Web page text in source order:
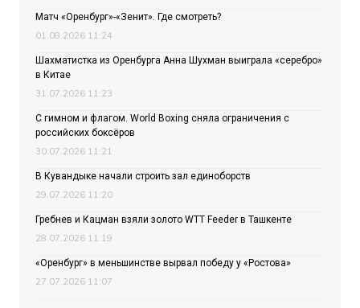
Матч «Оренбург»-«Зенит». Где смотреть?
01.08.2026 11:24
Шахматистка из Оренбурга Анна Шухман выиграла «серебро»
в Китае
31.07.2026 11:23
С гимном и флагом. World Boxing сняла ограничения с
российских боксёров
30.07.2026 11:21
В Кувандыке начали строить зал единоборств
29.07.2026 11:20
Гребнев и Кацман взяли золото WTT Feeder в Ташкенте
28.07.2026 11:19
«Оренбург» в меньшинстве вырвал победу у «Ростова»
27.07.2026 11:07